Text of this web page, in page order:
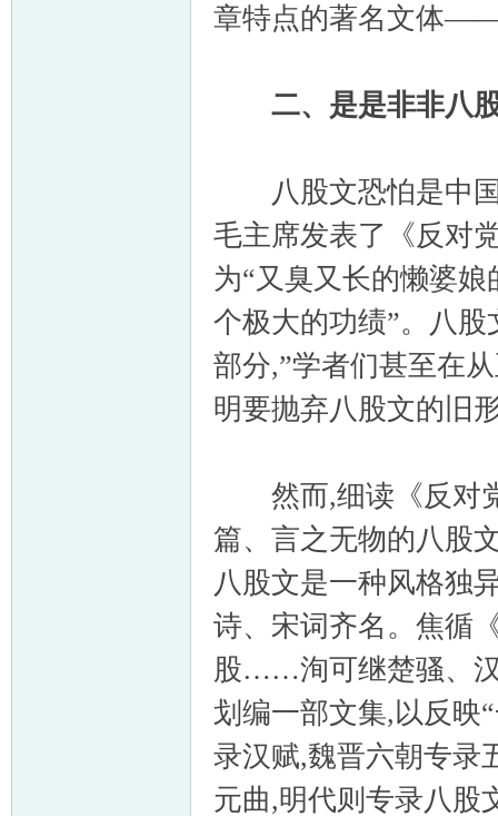
章特点的著名文体
二、是是非非八
八股文恐怕是中国
毛主席发表了《反对
为“又臭又长的懒婆
个极大的功绩”。八股
部分,”学者们甚至在
明要抛弃八股文的旧
然而,细读《反对党
篇、言之无物的八股
八股文是一种风格独
诗、宋词齐名。焦循
股……洵可继楚骚、汉
划编一部文集,以反映
录汉赋,魏晋六朝专录
元曲,明代则专录八股